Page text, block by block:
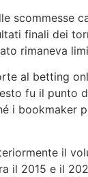
finali dei
rimaneva
al betting
fu il
i bookmaker
il
il 2015 e il